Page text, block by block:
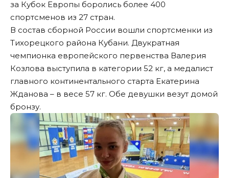
за Кубок Европы боролись более 400
спортсменов из 27 стран.
В состав сборной России вошли спортсменки из
Тихорецкого района Кубани. Двукратная
чемпионка европейского первенства Валерия
Козлова выступила в категории 52 кг, а медалист
главного континентального старта Екатерина
Жданова – в весе 57 кг. Обе девушки везут домой
бронзу.